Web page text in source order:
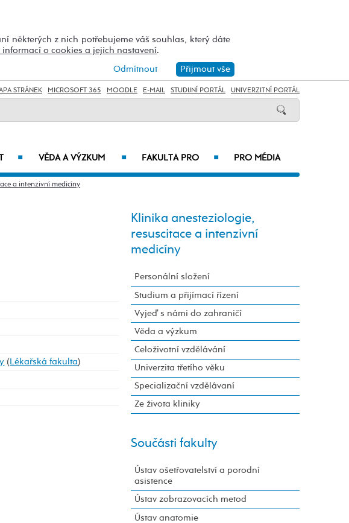
některých z nich potřebujeme váš souhlas, který dáte
informací o cookies a jejich nastavení.
Přijmout vše
Odmítnout
STRÁNEK MICROSOFT 365 MOODLE E-MAIL STUDIJNÍ PORTÁL UNIVERZITNÍ PORTÁL
■ VĚDA A VÝZKUM ■ FAKULTA PRO ■ PRO MÉDIA
a intenzivní medicíny
(Lékařská fakulta)
Klinika anesteziologie,
resuscitace a intenzivní
medicíny
Personální složení
Studium a přijímací řízení
Vyjeď s námi do zahraničí
Věda a výzkum
Celoživotní vzdělávání
Univerzita třetího věku
Specializační vzdělávaní
Ze života kliniky
Součásti fakulty
Ústav ošetřovatelství a porodní
asistence
Ústav zobrazovacích metod
Ústav anatomie